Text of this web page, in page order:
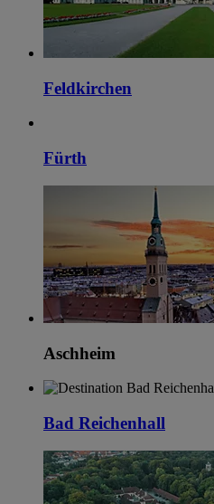
Feldkirchen
Fürth
Aschheim
Bad Reichenhall